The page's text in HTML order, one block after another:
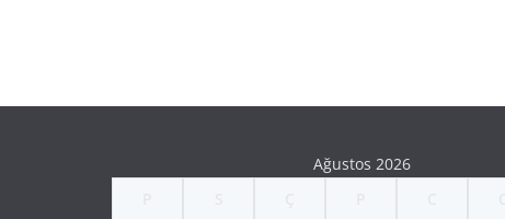
Ağustos 2026